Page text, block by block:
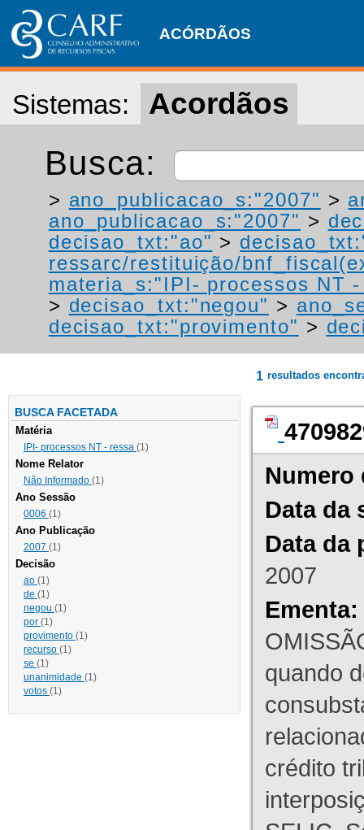
ACÓRDÃOS
Sistemas: Acordãos
Busca:
> ano_publicacao_s:"2007" >
ano_publicacao_s:"2007" >
decisao_txt:"ao" >
ressarc/restituição/
materia_s:"IPI- processos NT
> decisao_txt:"negou" >
decisao_txt:"provimento" >
BUSCA FACETADA
Matéria
IPI- processos NT - ressa (1)
Nome Relator
Não Informado (1)
Ano Sessão
0006 (1)
Ano Publicação
2007 (1)
Decisão
ao (1)
de (1)
negou (1)
por (1)
provimento (1)
recurso (1)
se (1)
unanimidade (1)
votos (1)
1 resultados
Numero
Data da
Data da
2007
Ementa:
quando
crédito